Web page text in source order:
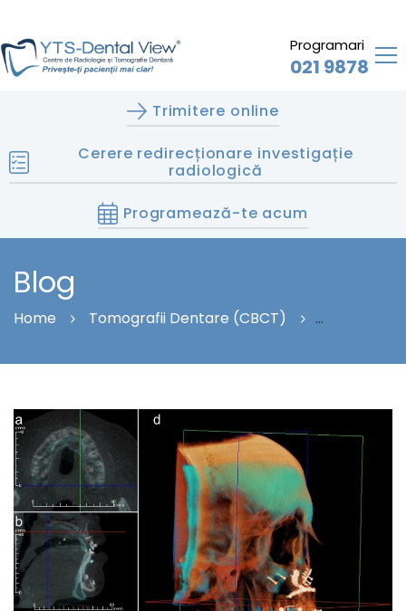
Programari
021 9878
Trimitere online
Cerere redirecționare investigație
radiologică
Programează-te acum
Blog
Home
Tomografii Dentare (CBCT)